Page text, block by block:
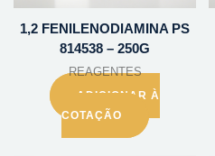
1,2 FENILENODIAMINA PS
814538 – 250G
REAGENTES
ADICIONAR À
COTAÇÃO